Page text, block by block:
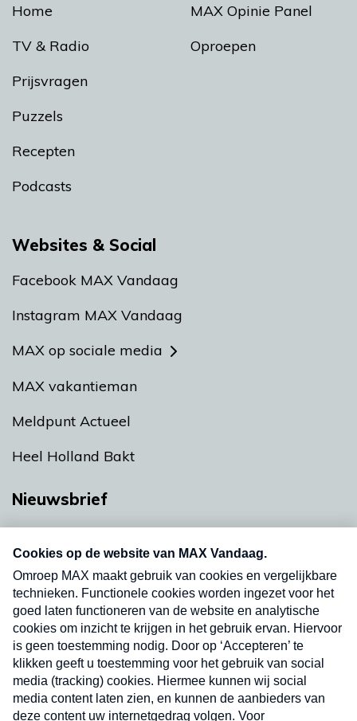
Home
TV & Radio
Prijsvragen
Puzzels
Recepten
Podcasts
MAX Opinie Panel
Oproepen
Websites & Social
Facebook MAX Vandaag
Instagram MAX Vandaag
MAX op sociale media
MAX vakantieman
Meldpunt Actueel
Heel Holland Bakt
Nieuwsbrief
nieuwsbrief. Elke vrijdag- en dinsdagochtend in
uw mailbox.
Verzend